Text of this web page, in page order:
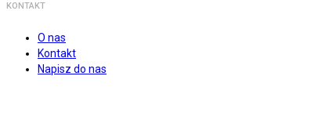
KONTAKT
O nas
Kontakt
Napisz do nas